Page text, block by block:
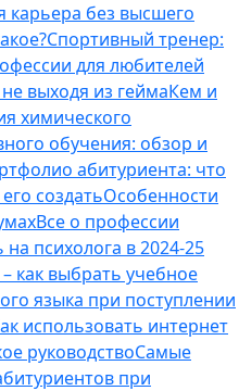
карьера без высшего
Спортивный тренер:
для любителей
выходя из геймаКем и
химического
обучения: обзор и
абитуриента: что
создатьОсобенности
Все о профессии
на психолога в 2024-25
как выбрать учебное
языка при поступлении
использовать интернет
руководствоСамые
при